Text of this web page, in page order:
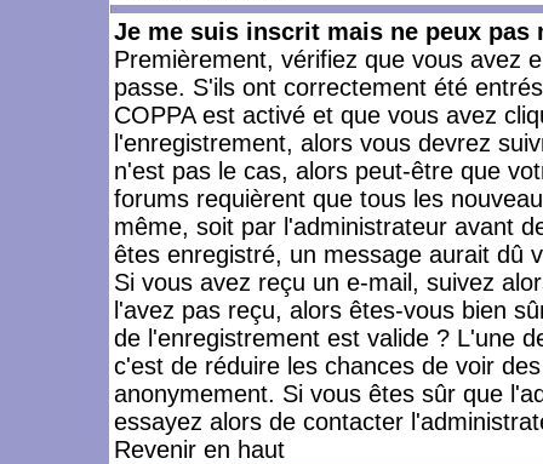
Je me suis inscrit mais ne peux pas
Premièrement, vérifiez que vous avez
passe. S'ils ont correctement été
COPPA est activé et que vous avez
l'enregistrement, alors vous devrez
n'est pas le cas, alors peut-être que
forums requièrent que tous les
même, soit par l'administrateur avant
êtes enregistré, un message aurait dû
Si vous avez reçu un e-mail, suivez
l'avez pas reçu, alors êtes-vous bien
de l'enregistrement est valide ? L'une
c'est de réduire les chances de voir
anonymement. Si vous êtes sûr que
essayez alors de contacter
Revenir en haut